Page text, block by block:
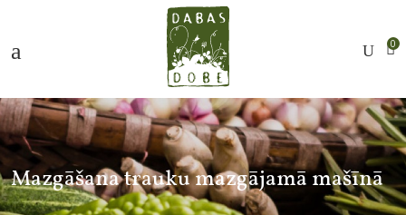
0
Mazgāšana trauku mazgājamā mašīnā